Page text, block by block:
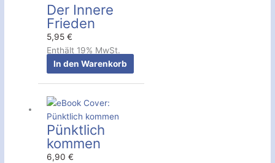
Der Innere
Frieden
5,95 €
Enthält 19% MwSt.
In den Warenkorb
Pünktlich
kommen
6,90 €